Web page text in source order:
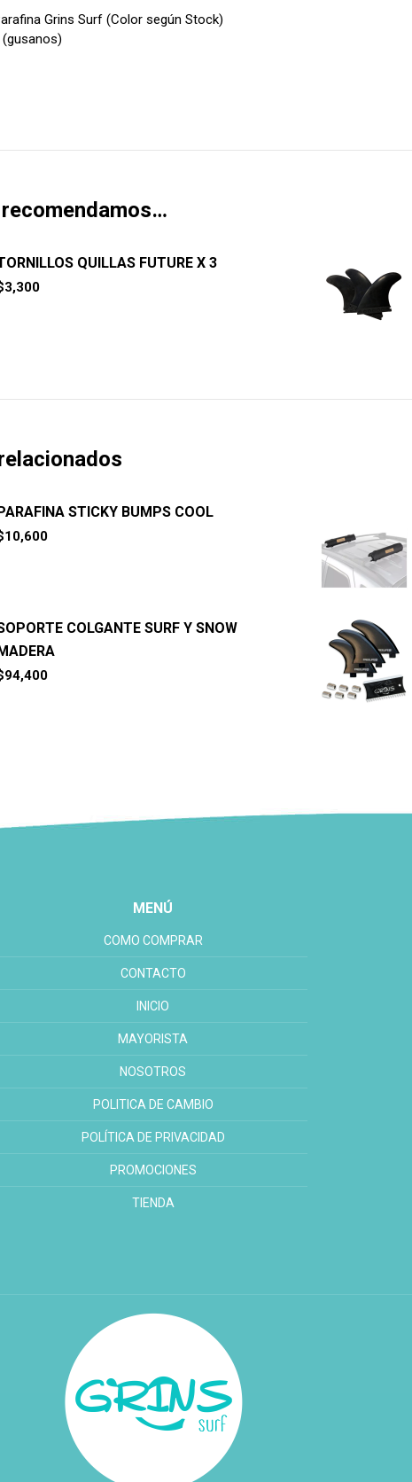
Grins Surf (Color según Stock)
(gusanos)
QUILLAS FUTURE X 3
3,300
STICKY BUMPS COOL
10,600
COLGANTE SURF Y SNOW
94,400
MENÚ
COMO COMPRAR
CONTACTO
INICIO
MAYORISTA
NOSOTROS
POLITICA DE CAMBIO
POLÍTICA DE PRIVACIDAD
PROMOCIONES
TIENDA